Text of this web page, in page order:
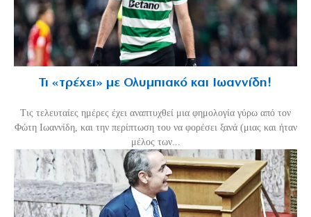
Τι «τρέχει» με Ολυμπιακό και Ιωαννίδη!
Τις τελευταίες ημέρες έχει αναπτυχθεί μια φημολογία γύρω από τον
Φώτη Ιωαννίδη, και την περίπτωση του να φορέσει ξανά (μιας και ήταν
μέλος των...